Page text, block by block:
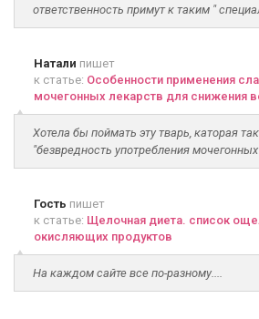
ответственность примут к таким "
Натали пишет
к статье: Особенности применения
мочегонных лекарств для снижения
Хотела бы поймать эту тварь, каторая
"безвредность употребления
Гость пишет
к статье: Щелочная диета. список
окисляющих продуктов
На каждом сайте все по-разному....